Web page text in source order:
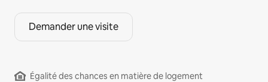
Demander une visite
Égalité des chances en matière de logement